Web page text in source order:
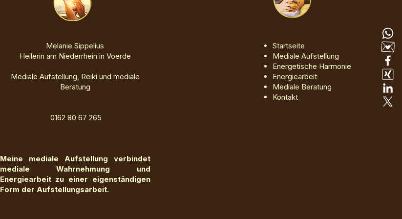
Melanie Sippelius
Heilerin am Niederrhein in Voerde
Mediale Aufstellung, Reiki und mediale
Beratung
0162 80 67 265
Meine mediale Aufstellung verbindet
mediale Wahrnehmung und
Energiearbeit zu einer eigenständigen
Form der Aufstellungsarbeit.
Startseite
Mediale Aufstellung
Energetische Harmonie
Energiearbeit
Mediale Beratung
Kontakt